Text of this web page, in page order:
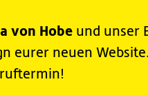
von Hobe und unser
eurer neuen